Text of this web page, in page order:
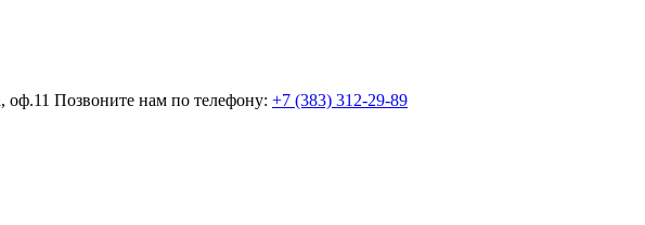
оф.11 Позвоните нам по телефону: +7 (383) 312-29-89